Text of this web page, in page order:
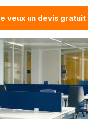
veux un devis gratuit